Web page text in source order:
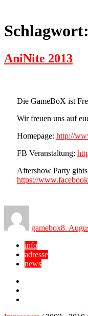
Schlagwort:
AniNite 2013
Die GameBoX ist
Wir freuen uns auf
Homepage: http://
FB Veranstaltung:
Aftershow Party
https://
gamebox8.
info
adresse
news